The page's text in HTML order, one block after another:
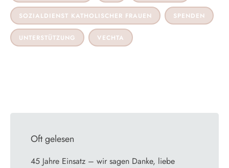
SOZIALDIENST KATHOLISCHER FRAUEN SPENDEN
UNTERSTÜTZUNG VECHTA
Oft gelesen
45 Jahre Einsatz – wir sagen Danke, liebe